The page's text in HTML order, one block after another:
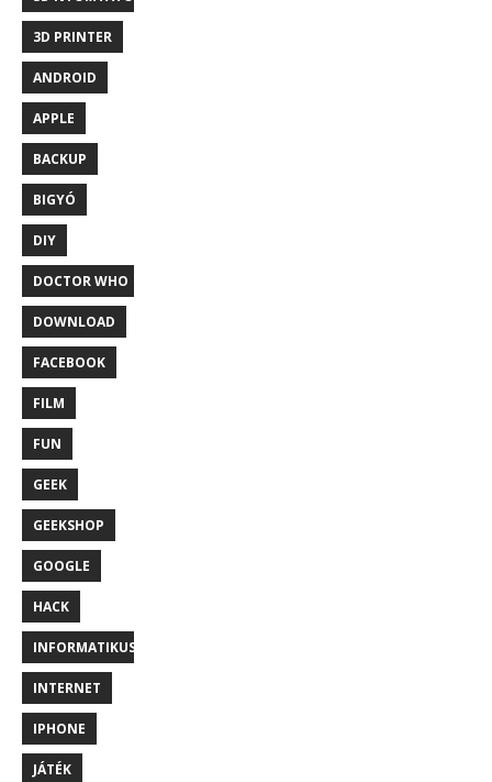
3D PRINTER
ANDROID
APPLE
BACKUP
BIGYÓ
DIY
DOCTOR WHO
DOWNLOAD
FACEBOOK
FILM
FUN
GEEK
GEEKSHOP
GOOGLE
HACK
INFORMATIKUS
INTERNET
IPHONE
JÁTÉK